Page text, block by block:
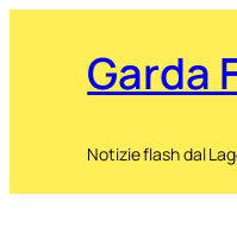
Garda
Notizie flash dal